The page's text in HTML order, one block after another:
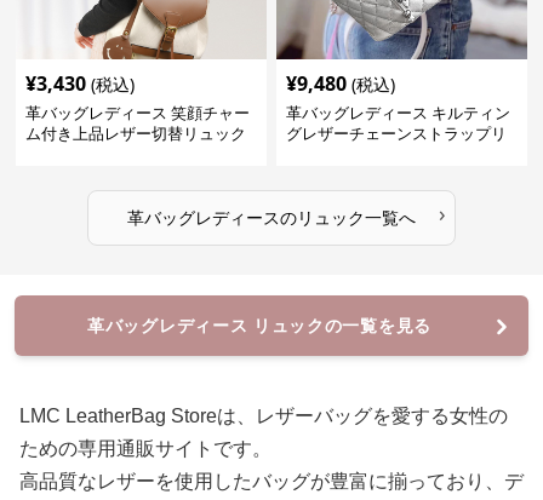
¥3,430 (税込)
革バッグレディース 笑顔チャー
ム付き上品レザー切替リュック
¥9,480 (税込)
革バッグレディース キルティン
グレザーチェーンストラップリ
革バッグレディースのリュック一覧へ ›
革バッグレディース リュックの一覧を見る
LMC LeatherBag Storeは、レザーバッグを愛する女性の
ための専用通販サイトです。
高品質なレザーを使用したバッグが豊富に揃っており、デ